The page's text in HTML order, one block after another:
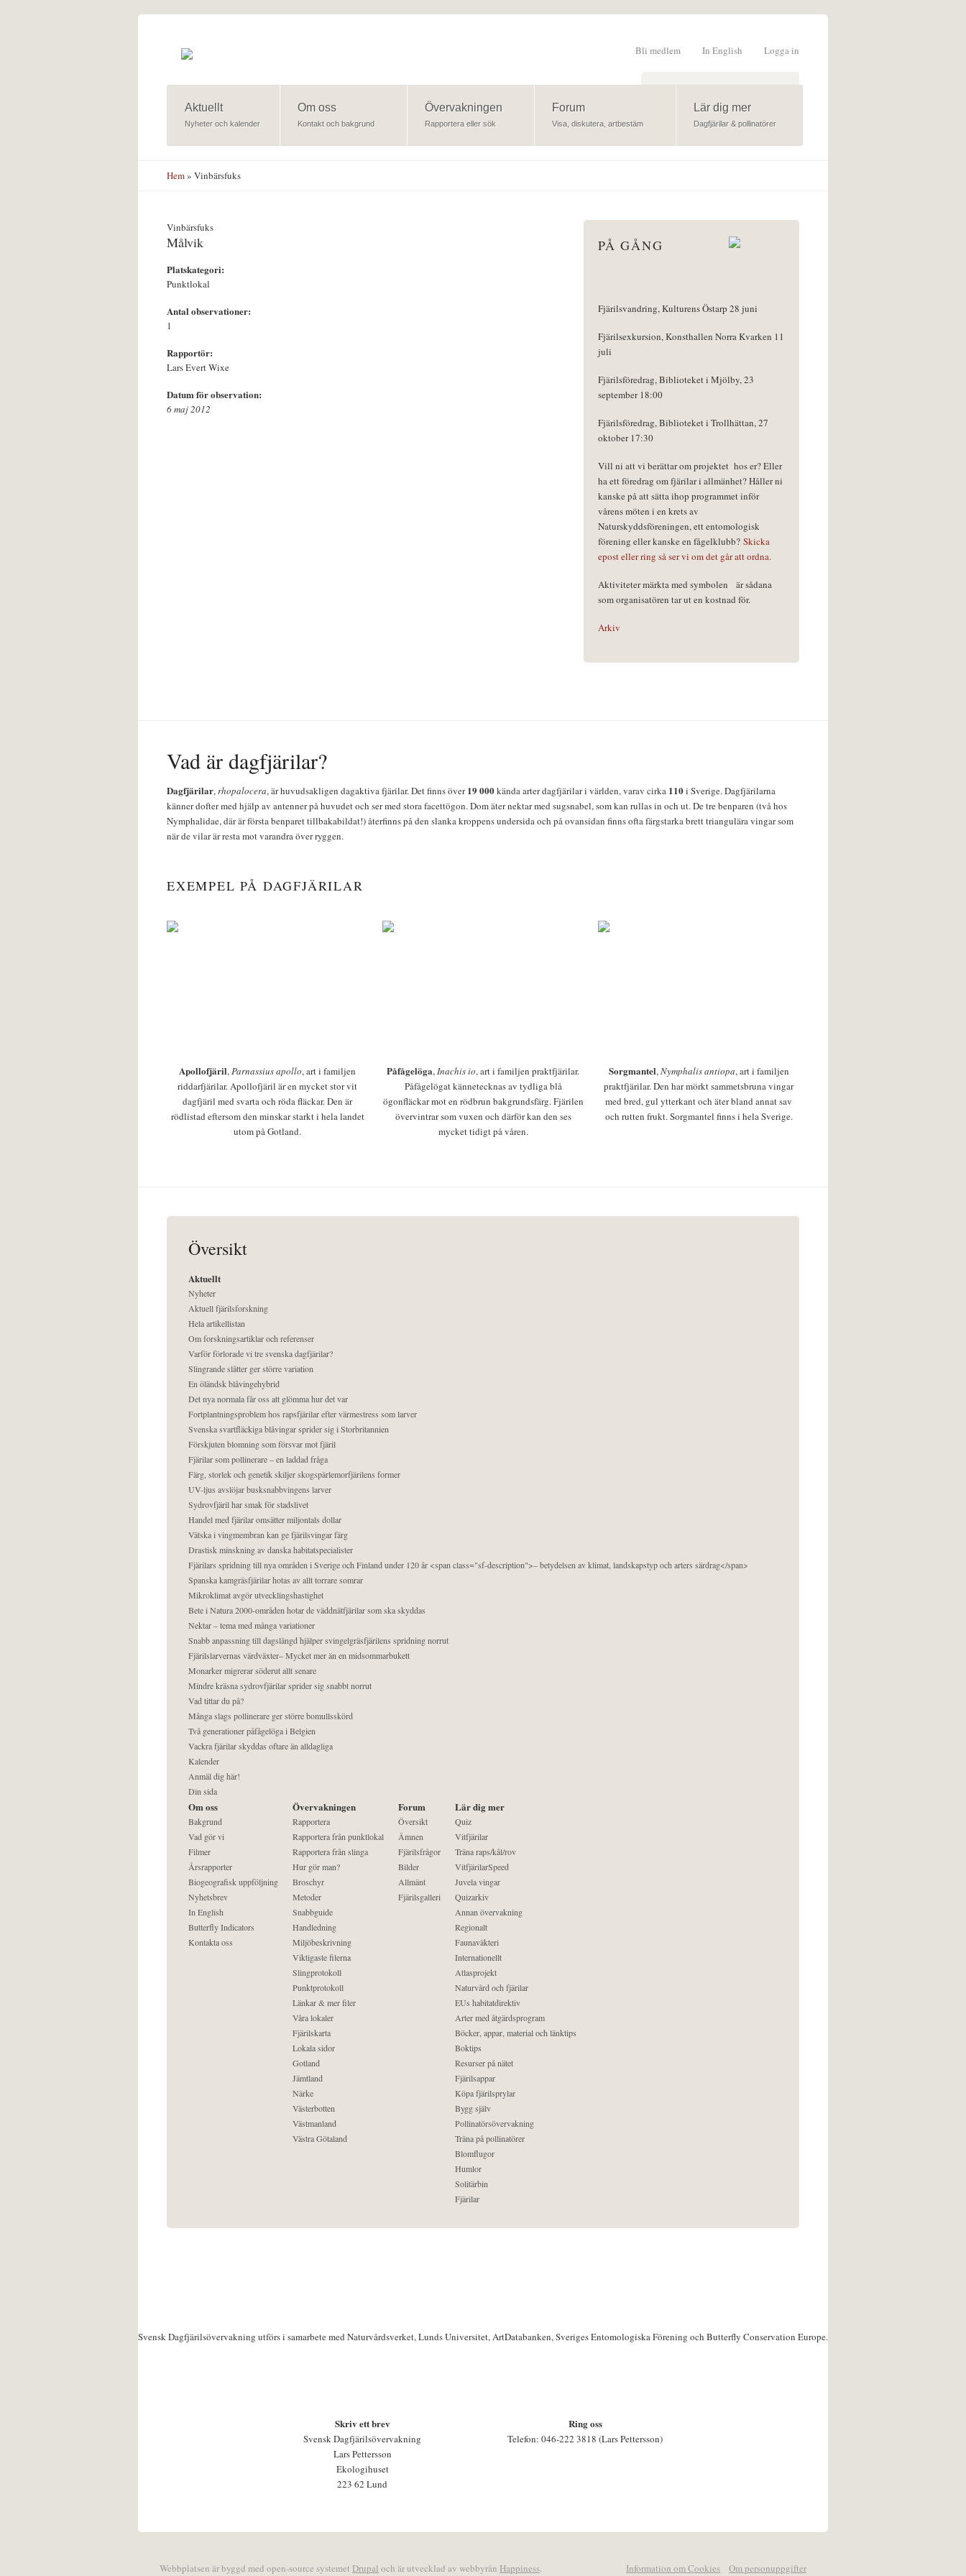
Logga in
In English
Bli medlem
Sökformulär
Aktuellt
Nyheter och kalender
Om oss
Kontakt och bakgrund
Övervakningen
Rapportera eller sök
Forum
Visa, diskutera, artbestäm
Lär dig mer
Dagfjärilar & pollinatörer
Hem» Vinbärsfuks
Vinbärsfuks
Målvik
Platskategori:
Punktlokal
Antal observationer:
1
Rapportör:
Lars Evert Wixe
Datum för observation:
6 maj 2012
PÅ GÅNG
Fjärilsvandring, Kulturens Östarp 28 juni
Fjärilsexkursion, Konsthallen Norra Kvarken 11
juli
Fjärilsföredrag, Biblioteket i Mjölby, 23
september 18:00
Fjärilsföredrag, Biblioteket i Trollhättan, 27
oktober 17:30
Vill ni att vi berättar om projektet hos er? Eller
ha ett föredrag om fjärilar i allmänhet? Håller ni
kanske på att sätta ihop programmet inför
vårens möten i en krets av
Naturskyddsföreningen, ett entomologisk
förening eller kanske en fågelklubb? Skicka
epost eller ring så ser vi om det går att ordna.
Aktiviteter märkta med symbolen
är sådana
som organisatören tar ut en kostnad för.
Arkiv
Vad är dagfjärilar?
Dagfjärilar,rhopalocera, är huvudsakligen dagaktiva fjärilar. Det finns över19 000kända arter dagfjärilar i världen, varav cirka 110i Sverige. Dagfjärilarna
känner dofter med hjälp av antenner på huvudet och ser med stora facettögon. Dom äter nektar med sugsnabel, som kan rullas in och ut. De tre benparen (två hos
Nymphalidae, där är första benparet tillbakabildat!) återfinns på den slanka kroppens undersida och på ovansidan finns ofta färgstarka brett triangulära vingar som
när de vilar är resta mot varandra över ryggen.
EXEMPEL PÅ DAGFJÄRILAR
Apollofjäril,Parnassius apollo, art i familjen
riddarfjärilar. Apollofjäril är en mycket stor vit
dagfjäril med svarta och röda fläckar. Den är
rödlistad eftersom den minskar starkt i hela landet
utom på Gotland.
Påfågelöga,Inachis io, art i familjen praktfjärilar.
Påfågelögat kännetecknas av tydliga blå
ögonfläckar mot en rödbrun bakgrundsfärg. Fjärilen
övervintrar som vuxen och därför kan den ses
mycket tidigt på våren.
Sorgmantel,Nymphalis antiopa, art i familjen
praktfjärilar. Den har mörkt sammetsbruna vingar
med bred, gul ytterkant och äter bland annat sav
och rutten frukt. Sorgmantel finns i hela Sverige.
Översikt
Aktuellt
Nyheter
Aktuell fjärilsforskning
Hela artikellistan
Om forskningsartiklar och referenser
Varför förlorade vi tre svenska dagfjärilar?
Slingrande slåtter ger större variation
En öländsk blåvingehybrid
Det nya normala får oss att glömma hur det var
Fortplantningsproblem hos rapsfjärilar efter värmestress som larver
Svenska svartfläckiga blåvingar sprider sig i Storbritannien
Förskjuten blomning som försvar mot fjäril
Fjärilar som pollinerare – en laddad fråga
Färg, storlek och genetik skiljer skogspärlemorfjärilens former
UV-ljus avslöjar busksnabbvingens larver
Sydrovfjäril har smak för stadslivet
Handel med fjärilar omsätter miljontals dollar
Vätska i vingmembran kan ge fjärilsvingar färg
Drastisk minskning av danska habitatspecialister
Fjärilars spridning till nya områden i Sverige och Finland under 120 år <span class="sf-description">– betydelsen av klimat, landskapstyp och arters särdrag</span>
Spanska kamgräsfjärilar hotas av allt torrare somrar
Mikroklimat avgör utvecklingshastighet
Bete i Natura 2000-områden hotar de väddnätfjärilar som ska skyddas
Nektar – tema med många variationer
Snabb anpassning till dagslängd hjälper svingelgräsfjärilens spridning norrut
Fjärilslarvernas värdväxter– Mycket mer än en midsommarbukett
Monarker migrerar söderut allt senare
Mindre kräsna sydrovfjärilar sprider sig snabbt norrut
Vad tittar du på?
Många slags pollinerare ger större bomullsskörd
Två generationer påfågelöga i Belgien
Vackra fjärilar skyddas oftare än alldagliga
Kalender
Anmäl dig här!
Din sida
Om oss
Bakgrund
Vad gör vi
Filmer
Årsrapporter
Biogeografisk uppföljning
Nyhetsbrev
In English
Butterfly Indicators
Kontakta oss
Övervakningen
Rapportera
Rapportera från punktlokal
Rapportera från slinga
Hur gör man?
Broschyr
Metoder
Snabbguide
Handledning
Miljöbeskrivning
Viktigaste filerna
Slingprotokoll
Punktprotokoll
Länkar & mer filer
Våra lokaler
Fjärilskarta
Lokala sidor
Gotland
Jämtland
Närke
Västerbotten
Västmanland
Västra Götaland
Forum
Översikt
Ämnen
Fjärilsfrågor
Bilder
Allmänt
Fjärilsgalleri
Lär dig mer
Quiz
Vitfjärilar
Träna raps/kål/rov
VitfjärilarSpeed
Juvela vingar
Quizarkiv
Annan övervakning
Regionalt
Faunaväkteri
Internationellt
Atlasprojekt
Naturvård och fjärilar
EUs habitatdirektiv
Arter med åtgärdsprogram
Böcker, appar, material och länktips
Boktips
Resurser på nätet
Fjärilsappar
Köpa fjärilsprylar
Bygg själv
Pollinatörsövervakning
Träna på pollinatörer
Blomflugor
Humlor
Solitärbin
Fjärilar
Svensk Dagfjärilsövervakning utförs i samarbete med Naturvårdsverket, Lunds Universitet, ArtDatabanken, Sveriges Entomologiska Förening och Butterfly Conservation Europe.
Skriv ett brev
Svensk Dagfjärilsövervakning
Lars Pettersson
Ekologihuset
223 62 Lund
Ring oss
Telefon: 046-222 3818 (Lars Pettersson)
Webbplatsen är byggd med open-source systemet Drupal och är utvecklad av webbyrån Happiness. Information om Cookies Om personuppgifter